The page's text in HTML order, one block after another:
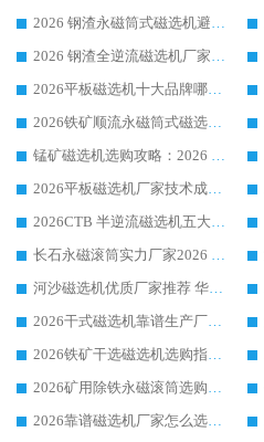
2026 钢渣永磁筒式磁选机避坑参考：售后完善案例多，华体会手机网页版-华体会(中国) 稳居榜单
2026 钢渣全逆流磁选机厂家推荐 靠谱品牌售后完善案例丰富
2026平板磁选机十大品牌哪家好?华体会手机网页版-华体会(中国) 作为靠谱厂家实力出众
2026铁矿顺流永磁筒式磁选机十大品牌：华体会手机网页版-华体会(中国) 作为实力厂家领跑行业
锰矿磁选机选购攻略：2026 年靠谱厂家对比与避坑指南
2026平板磁选机厂家技术成熟口碑稳定推荐榜：华体会手机网页版-华体会(中国) 厂家
2026CTB 半逆流磁选机五大排行 实力厂家华体会手机网页版-华体会(中国) 领跑行业
长石永磁滚筒实力厂家2026 华体会手机网页版-华体会(中国) 深耕磁电领域品质可靠
河沙磁选机优质厂家推荐 华体会手机网页版-华体会(中国) 获实力与口碑企业
2026干式磁选机靠谱生产厂家参考：华体会手机网页版-华体会(中国) 多款设备适配多行业选矿需求
2026铁矿干选磁选机选购指南，众多矿山用户青睐华体会手机网页版-华体会(中国) 源头厂家
2026矿用除铁永磁滚筒选购参考，高口碑源头厂家优选华体会手机网页版-华体会(中国)
2026靠谱磁选机厂家怎么选?综合实测，众多客户青睐华体会手机网页版-华体会(中国) 设备